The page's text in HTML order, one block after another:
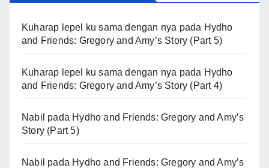
Kuharap lepel ku sama dengan nya pada Hydho
and Friends: Gregory and Amy’s Story (Part 5)
Kuharap lepel ku sama dengan nya pada Hydho
and Friends: Gregory and Amy’s Story (Part 4)
Nabil pada Hydho and Friends: Gregory and Amy’s
Story (Part 5)
Nabil pada Hydho and Friends: Gregory and Amy’s